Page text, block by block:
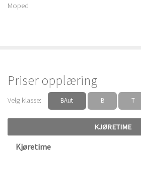
Moped
Priser opplæring
Velg klasse: BAut B T
KJØRETIME
Kjøretime